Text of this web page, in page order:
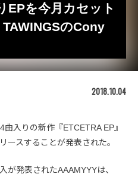
EPを今月カセット
のCony
2018.10.04
入りの新作『ETCETRA EP』
ースすることが発表された。
が発表されたAAAMYYYは、